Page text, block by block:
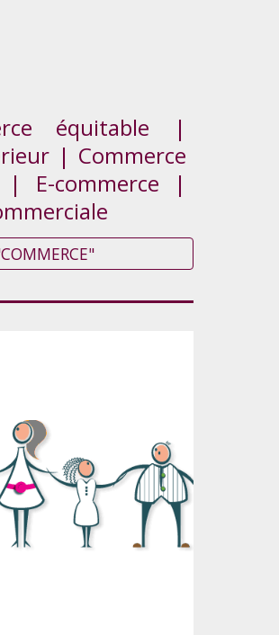
équitable |
| Commerce
| E-commerce |